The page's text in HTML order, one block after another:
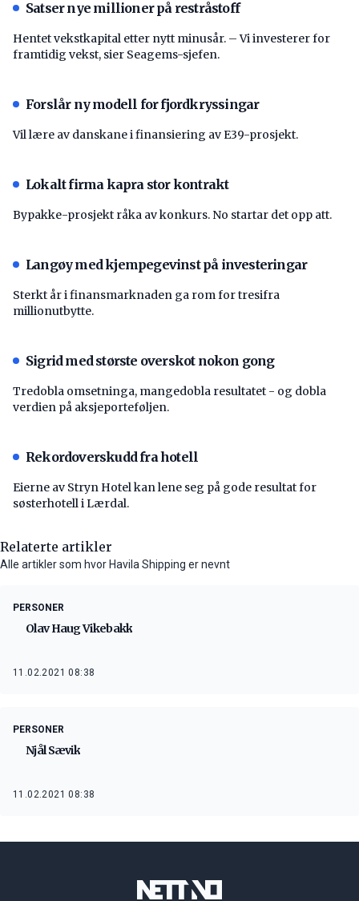
Satser nye millioner på restråstoff
Hentet vekstkapital etter nytt minusår. – Vi investerer for
framtidig vekst, sier Seagems-sjefen.
Forslår ny modell for fjordkryssingar
Vil lære av danskane i finansiering av E39-prosjekt.
Lokalt firma kapra stor kontrakt
Bypakke-prosjekt råka av konkurs. No startar det opp att.
Langøy med kjempegevinst på investeringar
Sterkt år i finansmarknaden ga rom for tresifra
millionutbytte.
Sigrid med største overskot nokon gong
Tredobla omsetninga, mangedobla resultatet - og dobla
verdien på aksjeporteføljen.
Rekordoverskudd fra hotell
Eierne av Stryn Hotel kan lene seg på gode resultat for
søsterhotell i Lærdal.
Relaterte artikler
Alle artikler som hvor Havila Shipping er nevnt
PERSONER
Olav Haug Vikebakk
11.02.2021 08:38
PERSONER
Njål Sævik
11.02.2021 08:38